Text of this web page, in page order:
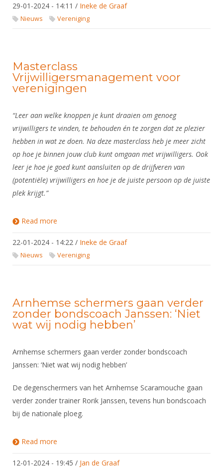
29-01-2024 - 14:11 / Ineke de Graaf
Nieuws Vereniging
Masterclass
Vrijwilligersmanagement voor
verenigingen
“Leer aan welke knoppen je kunt draaien om genoeg
vrijwilligers te vinden, te behouden én te zorgen dat ze plezier
hebben in wat ze doen. Na deze masterclass heb je meer zicht
op hoe je binnen jouw club kunt omgaan met vrijwilligers. Ook
leer je hoe je goed kunt aansluiten op de drijfveren van
(potentiële) vrijwilligers en hoe je de juiste persoon op de juiste
plek krijgt.”
Read more
22-01-2024 - 14:22 / Ineke de Graaf
Nieuws Vereniging
Arnhemse schermers gaan verder
zonder bondscoach Janssen: ‘Niet
wat wij nodig hebben’
Arnhemse schermers gaan verder zonder bondscoach
Janssen: ‘Niet wat wij nodig hebben’
De degenschermers van het Arnhemse Scaramouche gaan
verder zonder trainer Rorik Janssen, tevens hun bondscoach
bij de nationale ploeg.
Read more
12-01-2024 - 19:45 / Jan de Graaf